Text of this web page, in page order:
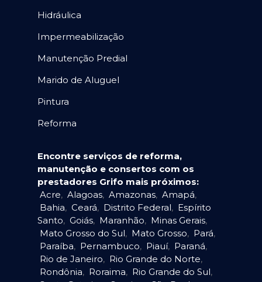
Hidráulica
Impermeabilização
Manutenção Predial
Marido de Aluguel
Pintura
Reforma
Encontre serviços de reforma,
manutenção e consertos com os
prestadores Grifo mais próximos:
Acre, Alagoas, Amazonas, Amapá,
Bahia, Ceará, Distrito Federal, Espírito
Santo, Goiás, Maranhão, Minas Gerais,
Mato Grosso do Sul, Mato Grosso, Pará,
Paraíba, Pernambuco, Piauí, Paraná,
Rio de Janeiro, Rio Grande do Norte,
Rondônia, Roraima, Rio Grande do Sul,